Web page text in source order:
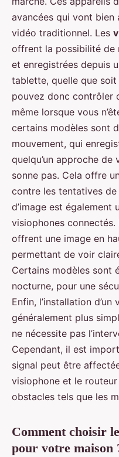
avancées qui vont bien
vidéo traditionnel. Les
offrent la possibilité de
et enregistrées depuis
tablette, quelle que
pouvez donc contrôler
même lorsque vous
certains modèles sont
mouvement, qui
quelqu’un approche de
sonne pas. Cela offre
contre les tentatives
d’image est également
visiophones
offrent une image en
permettant de voir
Certains modèles sont
nocturne, pour une
Enfin, l’installation
généralement plus
ne nécessite pas
Cependant, il est
signal peut être
visiophone et le
obstacles tels que les
Comment choisir
pour votre maison